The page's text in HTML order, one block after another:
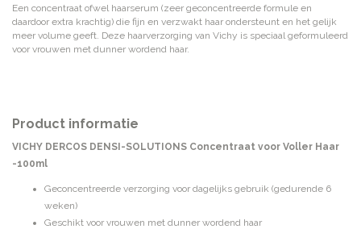
Een concentraat ofwel haarserum (zeer geconcentreerde formule en
daardoor extra krachtig) die fijn en verzwakt haar ondersteunt en het gelijk
meer volume geeft. Deze haarverzorging van Vichy is speciaal geformuleerd
voor vrouwen met dunner wordend haar.
Product informatie
VICHY DERCOS DENSI-SOLUTIONS Concentraat voor Voller Haar
-100ml
Geconcentreerde verzorging voor dagelijks gebruik (gedurende 6
weken)
Geschikt voor vrouwen met dunner wordend haar